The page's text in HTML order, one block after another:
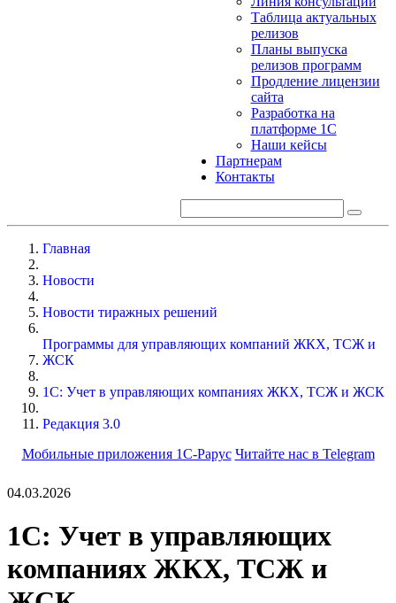
Таблица актуальных
релизов
Планы выпуска
релизов программ
Продление лицензии
сайта
Разработка на
платформе 1С
Наши кейсы
Партнерам
Контакты
Главная
Новости
Новости тиражных решений
Программы для управляющих компаний ЖКХ, ТСЖ и
ЖСК
1С: Учет в управляющих компаниях ЖКХ, ТСЖ и ЖСК
Редакция 3.0
Мобильные приложения 1С-Рарус Читайте нас в Telegram
04.03.2026
1С: Учет в управляющих
компаниях ЖКХ, ТСЖ и